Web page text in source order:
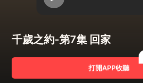
千歲之約-第7集 回家
打開APP收聽